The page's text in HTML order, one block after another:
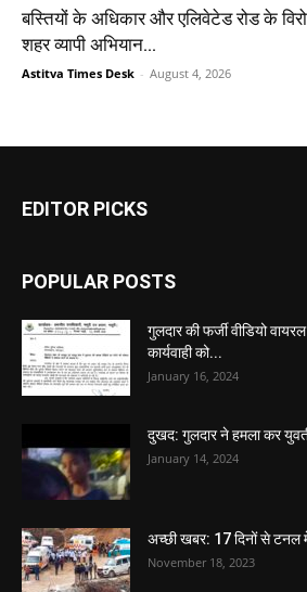
बस्तियों के अधिकार और एलिवेटेड रोड के
शहर व्यापी अभियान...
Astitva Times Desk - August 4, 2026
EDITOR PICKS
POPULAR POSTS
गुलदार की फर्जी वीडियो
कार्यवाही को...
January 16, 2024
दुखद: गुलदार ने हमला कर
January 14, 2024
अच्छी खबर: 17 दिनों से
November 18, 2023